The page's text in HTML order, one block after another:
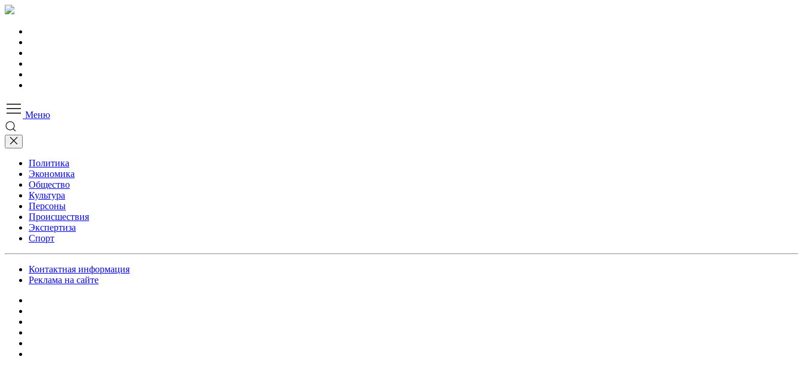
Меню
Политика
Экономика
Общество
Культура
Персоны
Происшествия
Экспертиза
Спорт
Контактная информация
Реклама на сайте